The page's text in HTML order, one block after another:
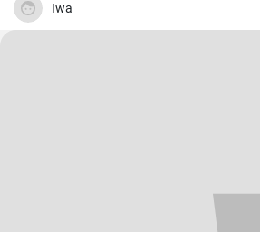
begeistern.
Iwa